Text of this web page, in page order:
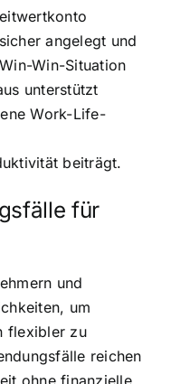
angelegt und
Win-Situation
unterstützt
Work-Life-
beiträgt.
für
und
um
flexibler zu
reichen